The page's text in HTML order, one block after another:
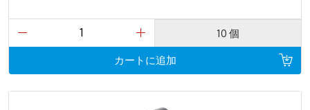
10 個
カートに追加